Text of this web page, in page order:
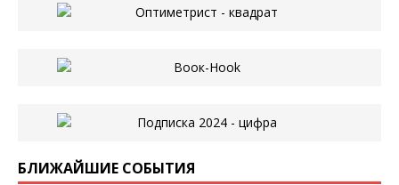
БЛИЖАЙШИЕ СОБЫТИЯ